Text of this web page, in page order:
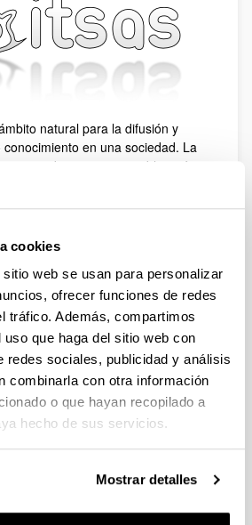
cookies
web se usan para personalizar
ofrecer funciones de redes
tráfico. Además, compartimos
que haga del sitio web con
redes sociales, publicidad y análisis
combinarla con otra información
o que hayan recopilado a
hecho de sus servicios.
Mostrar detalles
natural para la difusión y
en una sociedad. La
si cabe, una mayor obligación
la subvenciona.
ligados: porque no hay
fuente, porque no se difunde el
restrictivas.